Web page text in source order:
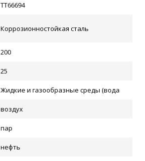
ТТ66694
Коррозионностойкая сталь
200
25
Жидкие и газообразные среды (вода
воздух
пар
нефть